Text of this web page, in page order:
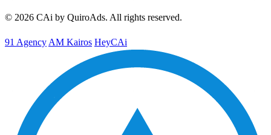
© 2026 CAi by QuiroAds. All rights reserved.
91 Agency AM Kairos HeyCAi